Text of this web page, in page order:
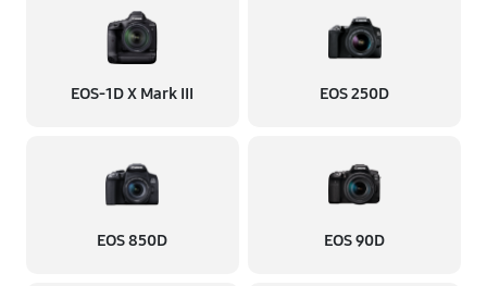
EOS‑1D X Mark III EOS 250D
EOS 850D EOS 90D